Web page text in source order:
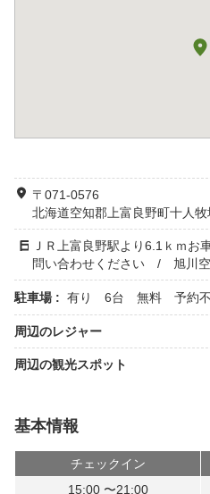
〒071-0576
北海道空知郡上富良野町十人
ＪＲ上富良野駅より6.1ｋｍ
問い合わせください / 旭川空
駐車場 : 有り 6台 無料 予約
周辺のレジャー
周辺の観光スポット
基本情報
チェックイン
15:00 〜21:00